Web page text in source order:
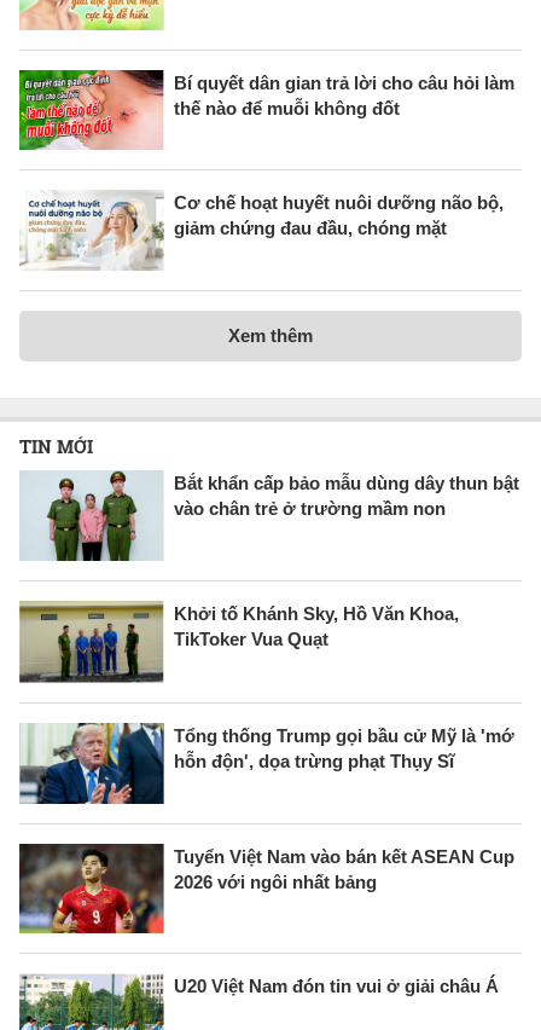
Bí quyết dân gian trả lời cho câu hỏi làm
thế nào để muỗi không đốt
Cơ chế hoạt huyết nuôi dưỡng não bộ,
giảm chứng đau đầu, chóng mặt
Xem thêm
TIN MỚI
Bắt khẩn cấp bảo mẫu dùng dây thun bật
vào chân trẻ ở trường mầm non
Khởi tố Khánh Sky, Hồ Văn Khoa,
TikToker Vua Quạt
Tổng thống Trump gọi bầu cử Mỹ là 'mớ
hỗn độn', dọa trừng phạt Thụy Sĩ
Tuyển Việt Nam vào bán kết ASEAN Cup
2026 với ngôi nhất bảng
U20 Việt Nam đón tin vui ở giải châu Á